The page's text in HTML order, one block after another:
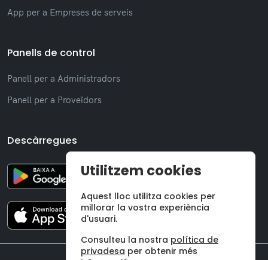
App per a Empreses de serveis
Panells de control
Panell per a Administradors
Panell per a Proveïdors
Descàrregues
Utilitzem cookies
Aquest lloc utilitza cookies per
millorar la vostra experiència
d'usuari.
Consulteu la nostra política de
privadesa per obtenir més